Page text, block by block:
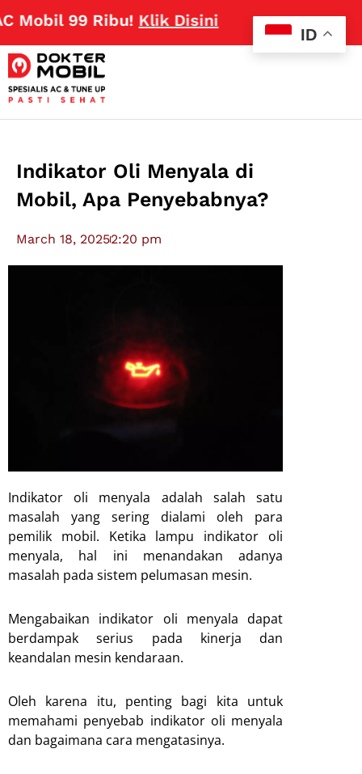
99 Ribu!Klik Disini
Indikator Oli Menyala di
Mobil, Apa Penyebabnya?
March 18, 20252:20 pm
Indikator oli menyala adalah salah satu
masalah yang sering dialami oleh para
pemilik mobil. Ketika lampu indikator oli
menyala, hal ini menandakan adanya
masalah pada sistem pelumasan mesin.
Mengabaikan indikator oli menyala dapat
berdampak serius pada kinerja dan
keandalan mesin kendaraan.
Oleh karena itu, penting bagi kita untuk
memahami penyebab indikator oli menyala
dan bagaimana cara mengatasinya.
ID